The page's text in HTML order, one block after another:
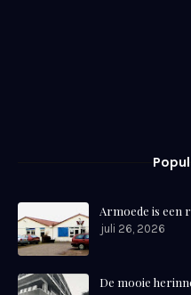
Armoede is een
juli 26, 2026
De mooie